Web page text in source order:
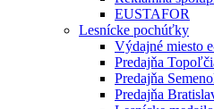
EUSTAFOR
Lesnícke pochúťky
Výdajné miesto
Predajňa
Predajňa
Predajňa